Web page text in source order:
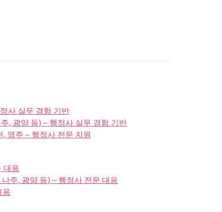
사 실무 경험 기반
, 광양 등) – 행정사 실무 경험 기반
영주 – 행정사 전문 지원
대응
주, 광양 등) – 행정사 전문 대응
응